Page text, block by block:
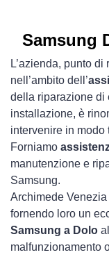
Samsung
L’azienda, punto
nell’ambito dell’
della riparazione di
installazione, è
intervenire in modo
Forniamo
manutenzione e
Samsung.
Archimede
fornendo loro un
Samsung a Dolo
malfunzionamento